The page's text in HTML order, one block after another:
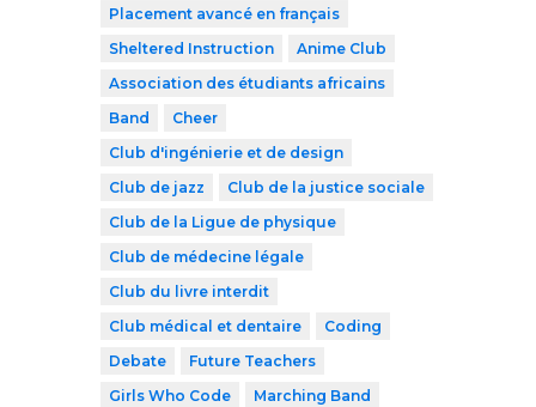
Placement avancé en français
Sheltered Instruction
Anime Club
Association des étudiants africains
Band
Cheer
Club d'ingénierie et de design
Club de jazz
Club de la justice sociale
Club de la Ligue de physique
Club de médecine légale
Club du livre interdit
Club médical et dentaire
Coding
Debate
Future Teachers
Girls Who Code
Marching Band